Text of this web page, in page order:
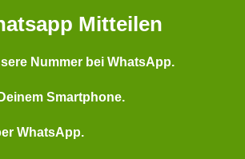
Mitteilen
Nummer bei WhatsApp.
Smartphone.
WhatsApp.